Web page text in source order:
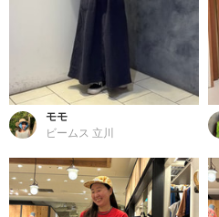
モモ
ビームス 立川